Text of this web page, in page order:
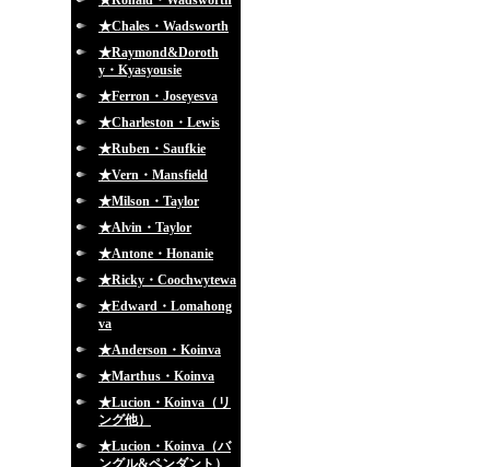
★Chales・Wadsworth
★Raymond&Doroth
y・Kyasyousie
★Ferron・Joseyesva
★Charleston・Lewis
★Ruben・Saufkie
★Vern・Mansfield
★Milson・Taylor
★Alvin・Taylor
★Antone・Honanie
★Ricky・Coochwytewa
★Edward・Lomahong
va
★Anderson・Koinva
★Marthus・Koinva
★Lucion・Koinva（リ
ング他）
★Lucion・Koinva（バ
ングル&ペンダント）